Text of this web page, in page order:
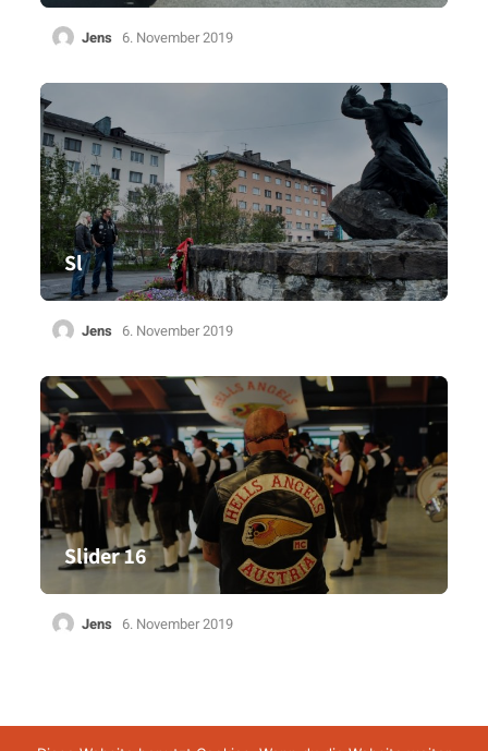
Jens 6. November 2019
Sl
Jens 6. November 2019
Slider 16
Jens 6. November 2019
Impressum Datenschutz AGB